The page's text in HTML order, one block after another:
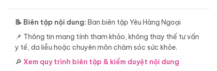
📝 Biên tập nội dung: Ban biên tập Yêu Hàng Ngoại
📌 Thông tin mang tính tham khảo, không thay thế tư vấn
y tế, da liễu hoặc chuyên môn chăm sóc sức khỏe.
🔎 Xem quy trình biên tập & kiểm duyệt nội dung